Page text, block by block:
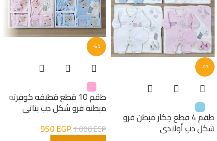
-9%
طقم 4 قطع جكار مبطن فرو
شكل دب أولادى
-5%
طقم 10 قطع قطيفه كوفرته
مبطنه فرو شكل دب بناتى
1.000EGP
950EGP